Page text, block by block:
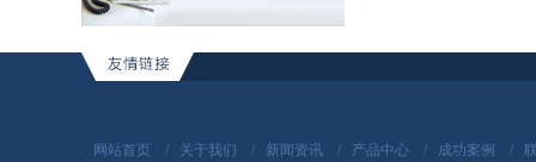
网站首页 / 关于我们 / 新闻资讯 / 产品中心 / 成功案例 /